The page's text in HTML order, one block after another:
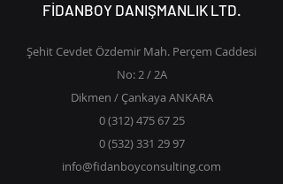
FİDANBOY DANIŞMANLIK LTD.
Şehit Cevdet Özdemir Mah. Perçem Caddesi
No: 2 / 2A
Dikmen / Çankaya ANKARA
0 (312) 475 67 25
0 (532) 331 29 97
info@fidanboyconsulting.com